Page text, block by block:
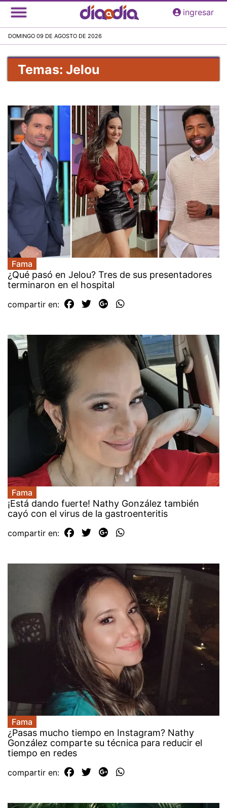
Pasar
al
principal
ingresar
DOMINGO 09 DE AGOSTO DE 2026
Temas: Jelou
Fama
¿Qué pasó en Jelou? Tres de sus presentadores
terminaron en el hospital
compartir en:
Fama
¡Está dando fuerte! Nathy González también
cayó con el virus de la gastroenteritis
compartir en:
Fama
¿Pasas mucho tiempo en Instagram? Nathy
González comparte su técnica para reducir el
tiempo en redes
compartir en: